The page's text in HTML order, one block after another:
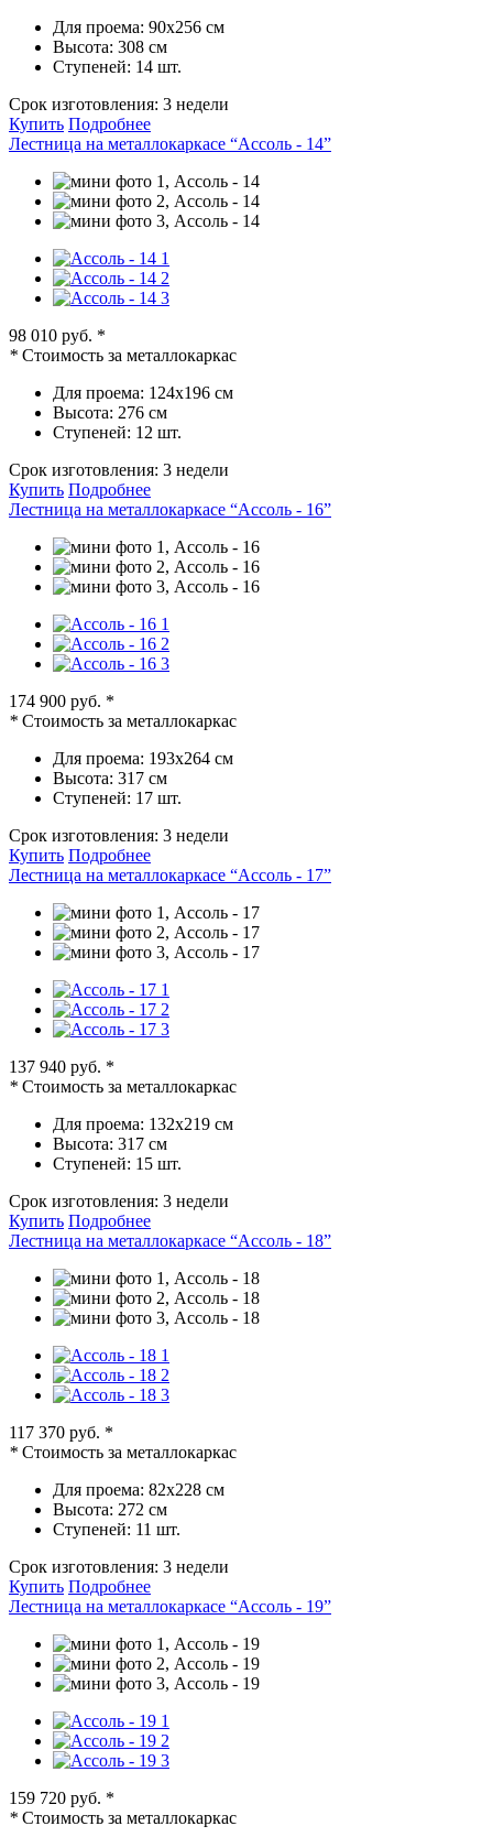
Для проема: 90х256 см
Высота: 308 см
Ступеней: 14 шт.
Срок изготовления: 3 недели
Купить Подробнее
Лестница на металлокаркасе “Ассоль - 14”
98 010 руб. *
* Стоимость за металлокаркас
Для проема: 124х196 см
Высота: 276 см
Ступеней: 12 шт.
Срок изготовления: 3 недели
Купить Подробнее
Лестница на металлокаркасе “Ассоль - 16”
174 900 руб. *
* Стоимость за металлокаркас
Для проема: 193х264 см
Высота: 317 см
Ступеней: 17 шт.
Срок изготовления: 3 недели
Купить Подробнее
Лестница на металлокаркасе “Ассоль - 17”
137 940 руб. *
* Стоимость за металлокаркас
Для проема: 132х219 см
Высота: 317 см
Ступеней: 15 шт.
Срок изготовления: 3 недели
Купить Подробнее
Лестница на металлокаркасе “Ассоль - 18”
117 370 руб. *
* Стоимость за металлокаркас
Для проема: 82х228 см
Высота: 272 см
Ступеней: 11 шт.
Срок изготовления: 3 недели
Купить Подробнее
Лестница на металлокаркасе “Ассоль - 19”
159 720 руб. *
* Стоимость за металлокаркас